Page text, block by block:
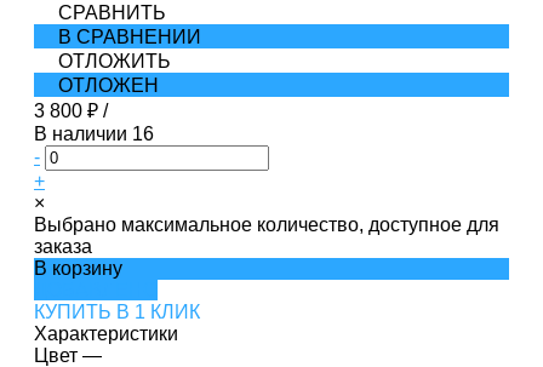
СРАВНИТЬ
В СРАВНЕНИИ
ОТЛОЖИТЬ
ОТЛОЖЕН
3 800 ₽ /
В наличии 16
-
+
×
Выбрано максимальное количество, доступное для
заказа
В корзину
КУПИТЬ В 1 КЛИК
Характеристики
Цвет —